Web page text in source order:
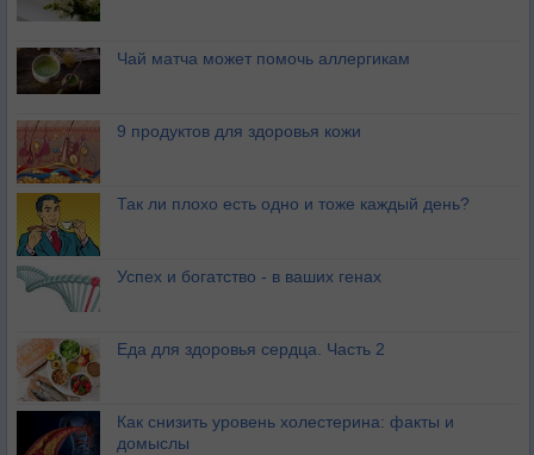
Чай матча может помочь аллергикам
9 продуктов для здоровья кожи
Так ли плохо есть одно и тоже каждый день?
Успех и богатство - в ваших генах
Еда для здоровья сердца. Часть 2
Как снизить уровень холестерина: факты и
домыслы